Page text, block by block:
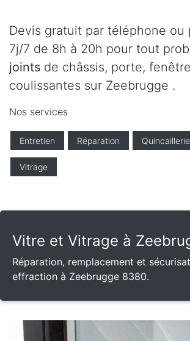
Devis gratuit par téléphone ou
7j/7 de 8h à 20h pour tout
joints de châssis, porte,
coulissantes sur Zeebrugge .
Nos services
Entretien Réparation Quincaillerie
Vitrage
Vitre et Vitrage à
Réparation, remplacement et
effraction à Zeebrugge 8380.